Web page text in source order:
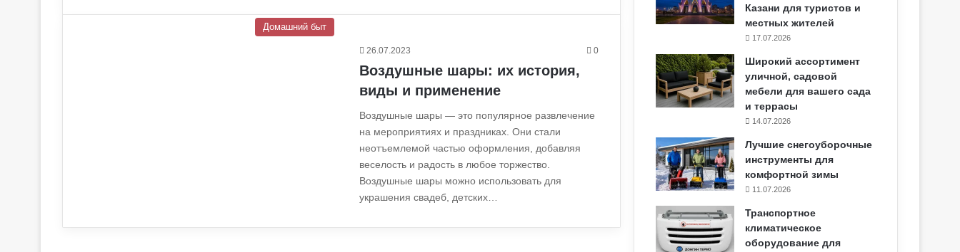
Домашний быт
26.07.2023 0
Воздушные шары: их история,
виды и применение
Воздушные шары — это популярное развлечение
на мероприятиях и праздниках. Они стали
неотъемлемой частью оформления, добавляя
веселость и радость в любое торжество.
Воздушные шары можно использовать для
украшения свадеб, детских…
Казани для туристов и
местных жителей
17.07.2026
Широкий ассортимент
уличной, садовой
мебели для вашего сада
и террасы
14.07.2026
Лучшие снегоуборочные
инструменты для
комфортной зимы
11.07.2026
Транспортное
климатическое
оборудование для